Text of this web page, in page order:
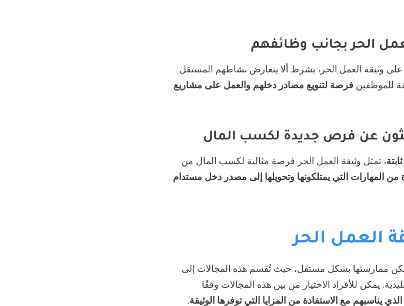
وثيقة العمل الحر، بشرط ألا يتعارض نشاطهم المستقل
للموظفينفرصة لتنويع مصادر دخلهم والعمل على مشاريع
، تمثل وثيقة العمل الحر فرصة مثالية لكسب المال من
من المهارات التي يمتلكونها وتحويلها إلى مصدر دخل مستدام
العمل الحر
ممارستها بشكل مستقل، حيث تُقسم هذه المجالات إلى
يمكن للأفراد الاختيار من بين هذه المجالات وفقًا
يناسبهم مع الاستفادة من المزايا التي توفرها الوثيقة.